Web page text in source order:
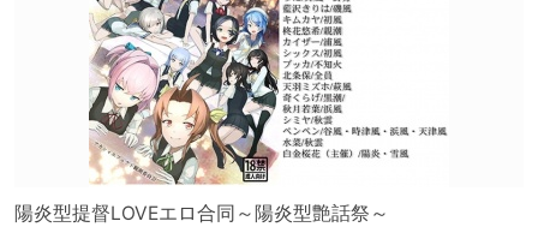
陽炎型提督LOVEエロ合同～陽炎型艶話祭～